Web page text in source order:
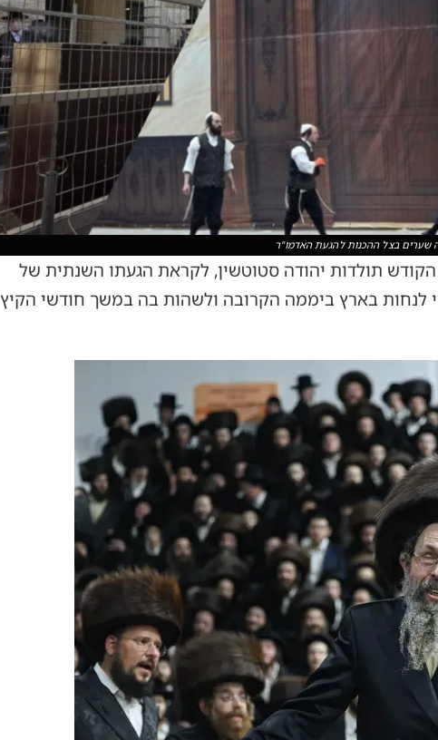
שערים בצל ההכנות להגעת האדמו"ר
תולדות יהודה סטוטשין, לקראת הגעתו השנתית של
לנחות בארץ ביממה הקרובה ולשהות בה במשך חודשי הקיץ